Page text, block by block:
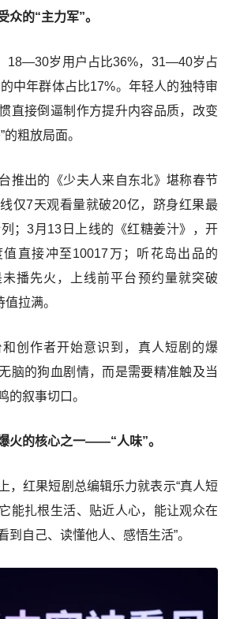
众的“主力军”。
18—30岁用户占比36%，31—40岁占
中年群体占比17%。年轻人的独特审
直接倒逼制作方提升内容品质，改变
的粗放局面。
推出的《少夫人来自东北》堪称春节
仅7天观看量就破20亿，跻身红果最
；3月13日上线的《红糖姜汁》，开
直接冲至10017万；听花岛出品的
未播先火，上线前平台预约量就突破
拉满。
创作者开始意识到，真人短剧的爆
脑的狗血剧情，而是需要精准触及当
的叙事切口。
火的核心之一——“人味”。
，红果短剧总编辑乐力就表示“真人短
能扎根生活、贴近人心，能让观众在
到自己、读懂他人、感悟生活”。